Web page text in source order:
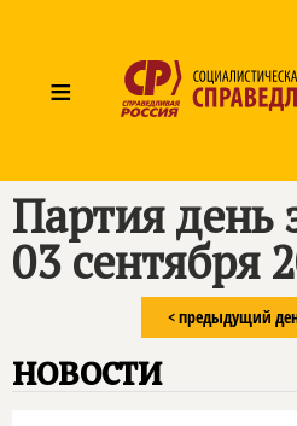
≡
Партия день
03 сентября
< предыдущий
новости